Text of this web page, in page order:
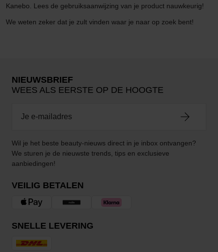
Kanebo. Lees de gebruiksaanwijzing van je product nauwkeurig!
We weten zeker dat je zult vinden waar je naar op zoek bent!
NIEUWSBRIEF
WEES ALS EERSTE OP DE HOOGTE
Wil je het beste beauty-nieuws direct in je inbox ontvangen?
We sturen je de nieuwste trends, tips en exclusieve
aanbiedingen!
VEILIG BETALEN
SNELLE LEVERING